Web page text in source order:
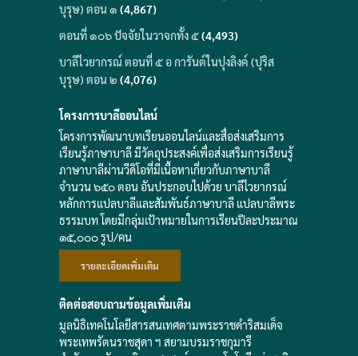
บุรุษ) ตอน ๑ (4,867)
ตอนที่ ๑๐๖ ปัจจัยในวาจกทั้ง ๕(4,493)
บาลีไวยากรณ์ ตอนที่ ๕ อ การันต์ในปุงลิงค์ (ปุริส
บุรุษ) ตอน ๒ (4,076)
โครงการบาลีออนไลน์
โครงการพัฒนาบทเรียนออนไลน์และสื่อส่งเสริมการ
เรียนรู้ภาษาบาลี มีวัตถุประสงค์เพื่อส่งเสริมการเรียนรู้
ภาษาบาลีผ่านวีดิโอที่มีเนื้อหาเกี่ยวกับภาษาบาลี
จำนวน ๖๕๐ ตอน อันประกอบไปด้วย บาลีไวยากรณ์
หลักการแปลบาลีและสัมพันธ์ภาษาบาลี แปลบาลีพระ
ธรรมบท โดยมีกลุ่มเป้าหมายในการเรียนปีละประมาณ
๑๕,๐๐๐ รูป/คน
รายละเอียดเพิ่มเติม
ติดต่อสอบถามข้อมูลเพิ่มเติม
มูลนิธิเทคโนโลยีสารสนเทศตามพระราชดำริสมเด็จ
พระเทพรัตนราชสุดา ฯ สยามบรมราชกุมารี